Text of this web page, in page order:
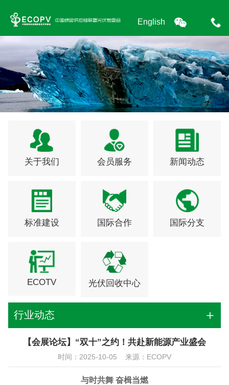
English
关于我们 会员服务 新闻动态
标准建设 国际合作 国际分支
ECOTV 光伏回收中心
行业动态
【会展论坛】“双十”之约！共赴新能源产业盛会
时间：2025-10-05 来源：ECOPV
与时共舞 奋楫当燃